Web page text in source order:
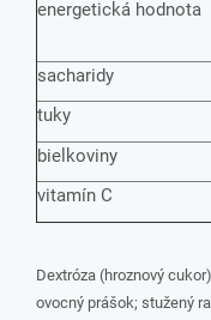
energetická hodnota
sacharidy
tuky
bielkoviny
vitamín C
Dextróza (hroznový
ovocný prášok; stužený